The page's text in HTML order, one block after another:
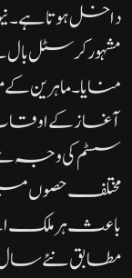
داخل ہوتا ہے۔
مشہور کرسٹل
آغاز کے
سسٹم کی
مختلف حصوں
باعث ہر ملک
مطابق نئے